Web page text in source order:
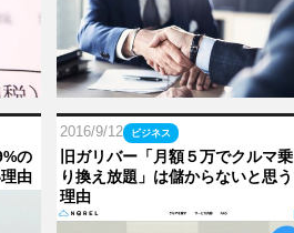
の
由
2016/9/12 ビジネス
旧ガリバー「月額５万でクルマ乗
り換え放題」は儲からないと思う
理由